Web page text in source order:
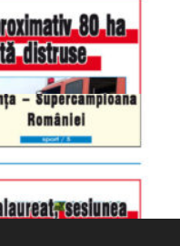
9.00 - 12.00